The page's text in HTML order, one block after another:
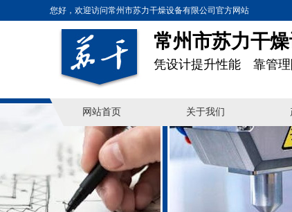
您好，欢迎访问常州市苏力干燥设备有限公司官方网站
常州市苏力干
凭设计提升性能 靠管理
网站首页 关于我们